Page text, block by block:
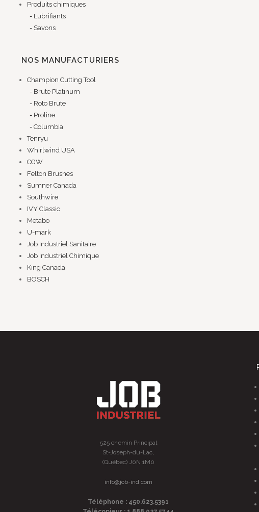
Produits chimiques
Lubrifiants
Savons
NOS MANUFACTURIERS
Champion Cutting Tool
Brute Platinum
Roto Brute
Proline
Columbia
Tenryu
Whirlwind USA
CGW
Felton Brushes
Sumner Canada
Southwire
IVY Classic
Metabo
U-mark
Job Industriel Sanitaire
Job Industriel Chimique
King Canada
BOSCH
525 chemin Principal
St-Joseph-du-Lac,
(Québec) J0N 1M0
info@job-ind.com
Téléphone : 450.623.5391